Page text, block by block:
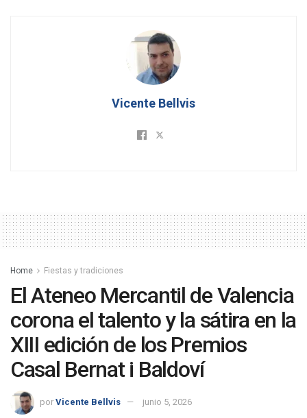
Vicente Bellvis
Home Fiestas y tradiciones
El Ateneo Mercantil de Valencia
corona el talento y la sátira en la
XIII edición de los Premios
Casal Bernat i Baldoví
por Vicente Bellvis junio 5, 2026